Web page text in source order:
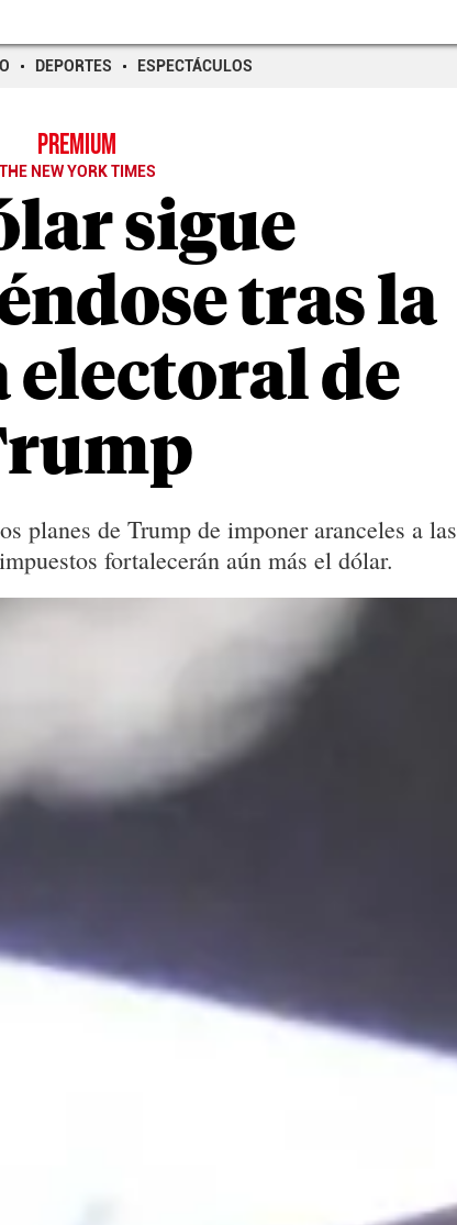
DEPORTES ESPECTÁCULOS
PREMIUM
THE NEW YORK TIMES
sigue
tras la
de
planes de Trump de imponer aranceles a las
fortalecerán aún más el dólar.